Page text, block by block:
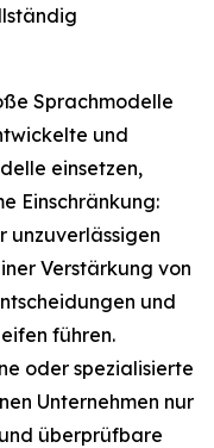
Sprachmodelle
und
einsetzen,
Einschränkung:
unzuverlässigen
Verstärkung von
und
führen.
oder spezialisierte
Unternehmen nur
überprüfbare